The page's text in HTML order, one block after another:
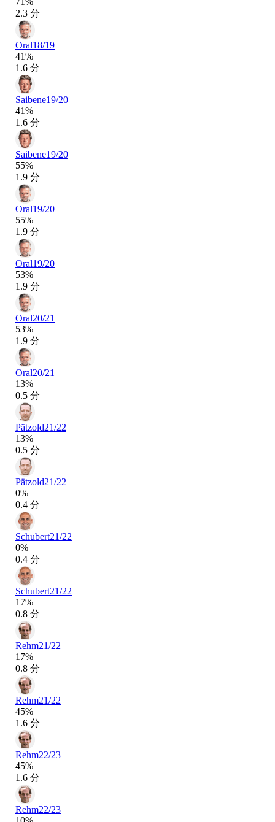
2.3 分
Oral18/19
41%
1.6 分
Saibene19/20
41%
1.6 分
Saibene19/20
55%
1.9 分
Oral19/20
55%
1.9 分
Oral19/20
53%
1.9 分
Oral20/21
53%
1.9 分
Oral20/21
13%
0.5 分
Pätzold21/22
13%
0.5 分
Pätzold21/22
0%
0.4 分
Schubert21/22
0%
0.4 分
Schubert21/22
17%
0.8 分
Rehm21/22
17%
0.8 分
Rehm21/22
45%
1.6 分
Rehm22/23
45%
1.6 分
Rehm22/23